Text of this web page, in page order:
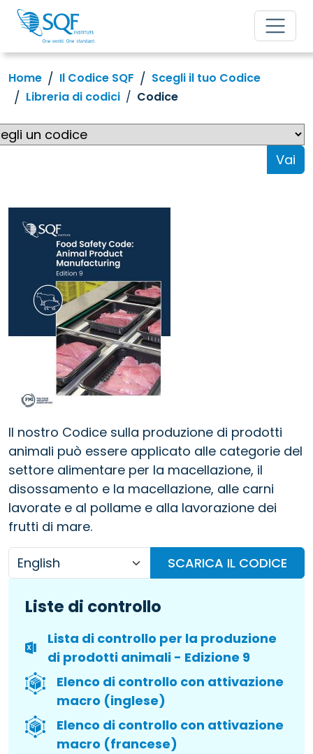
Home Il Codice SQF
Scegli il tuo Codice
Libreria di codici
Codice
Vai
Il nostro Codice sulla produzione di prodotti
animali può essere applicato alle categorie del
settore alimentare per la macellazione, il
disossamento e la macellazione, alle carni
lavorate e al pollame e alla lavorazione dei
frutti di mare.
SCARICA IL CODICE
Liste di controllo
Lista di controllo per la produzione
di prodotti animali - Edizione 9
Elenco di controllo con attivazione
macro (inglese)
Elenco di controllo con attivazione
macro (francese)